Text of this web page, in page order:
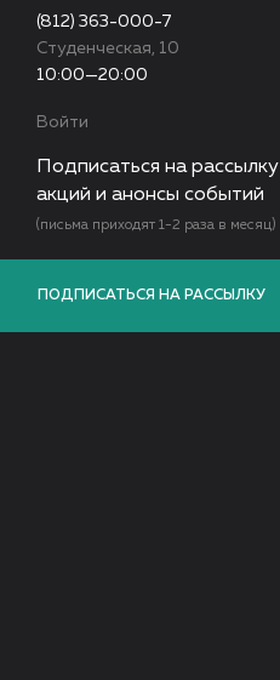
(812) 363-000-7
Студенческая, 10
10:00—20:00
Войти
Подписаться на рассылку
акций и анонсы событий
(письма приходят 1-2 раза в месяц)
ПОДПИСАТЬСЯ НА РАССЫЛКУ